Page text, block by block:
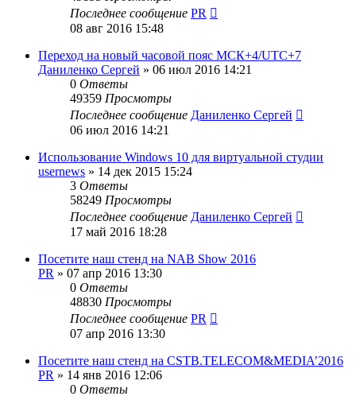
Последнее сообщение PR
08 авг 2016 15:48
Переход на новый часовой пояс МСК+4/UTC+7
Даниленко Сергей » 06 июл 2016 14:21
0 Ответы
49359 Просмотры
Последнее сообщение Даниленко Сергей
06 июл 2016 14:21
Использование Windows 10 для виртуальной студии
usernews » 14 дек 2015 15:24
3 Ответы
58249 Просмотры
Последнее сообщение Даниленко Сергей
17 май 2016 18:28
Посетите наш стенд на NAB Show 2016
PR » 07 апр 2016 13:30
0 Ответы
48830 Просмотры
Последнее сообщение PR
07 апр 2016 13:30
Посетите наш стенд на CSTB.TELECOM&MEDIA’2016
PR » 14 янв 2016 12:06
0 Ответы